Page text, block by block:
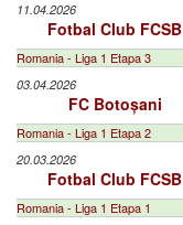
11.04.2026
Fotbal Club FCSB
Romania - Liga 1 Etapa 3
03.04.2026
FC Botoșani
Romania - Liga 1 Etapa 2
20.03.2026
Fotbal Club FCSB
Romania - Liga 1 Etapa 1